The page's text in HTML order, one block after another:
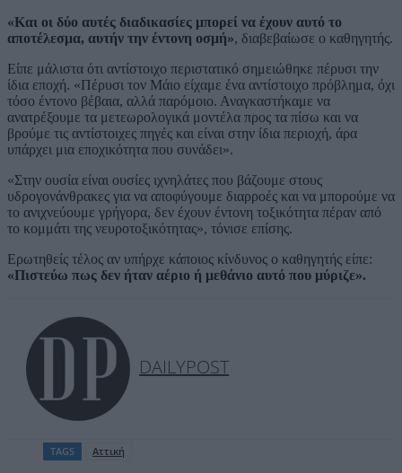
«Και οι δύο αυτές διαδικασίες μπορεί να έχουν αυτό το
αποτέλεσμα, αυτήν την έντονη οσμή», διαβεβαίωσε ο καθηγητής.
Είπε μάλιστα ότι αντίστοιχο περιστατικό σημειώθηκε πέρυσι την
ίδια εποχή. «Πέρυσι τον Μάιο είχαμε ένα αντίστοιχο πρόβλημα, όχι
τόσο έντονο βέβαια, αλλά παρόμοιο. Αναγκαστήκαμε να
ανατρέξουμε τα μετεωρολογικά μοντέλα προς τα πίσω και να
βρούμε τις αντίστοιχες πηγές και είναι στην ίδια περιοχή, άρα
υπάρχει μια εποχικότητα που συνάδει».
«Στην ουσία είναι ουσίες ιχνηλάτες που βάζουμε στους
υδρογονάνθρακες για να αποφύγουμε διαρροές και να μπορούμε να
το ανιχνεύουμε γρήγορα, δεν έχουν έντονη τοξικότητα πέραν από
το κομμάτι της νευροτοξικότητας», τόνισε επίσης.
Ερωτηθείς τέλος αν υπήρχε κάποιος κίνδυνος ο καθηγητής είπε:
«Πιστεύω πως δεν ήταν αέριο ή μεθάνιο αυτό που μύριζε».
DAILYPOST
TAGS Αττική